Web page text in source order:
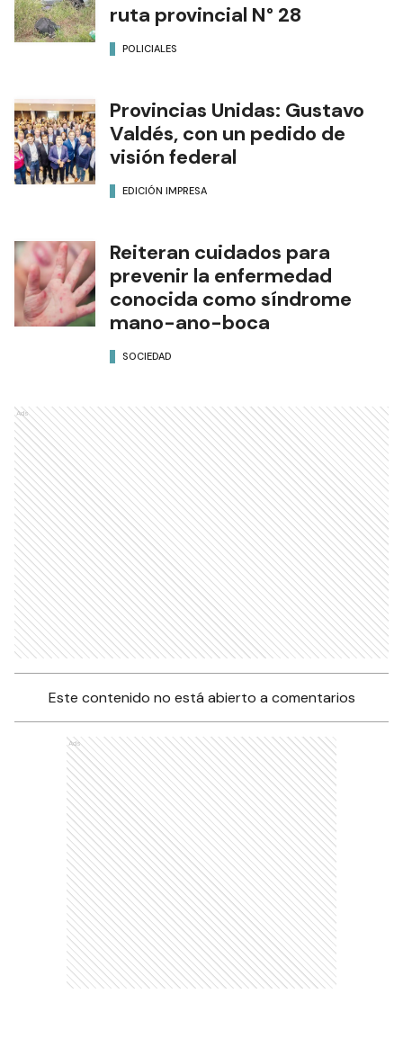
ruta provincial N° 28
POLICIALES
Provincias Unidas: Gustavo
Valdés, con un pedido de
visión federal
EDICIÓN IMPRESA
Reiteran cuidados para
prevenir la enfermedad
conocida como síndrome
mano-ano-boca
SOCIEDAD
Ads
Este contenido no está abierto a comentarios
Ads